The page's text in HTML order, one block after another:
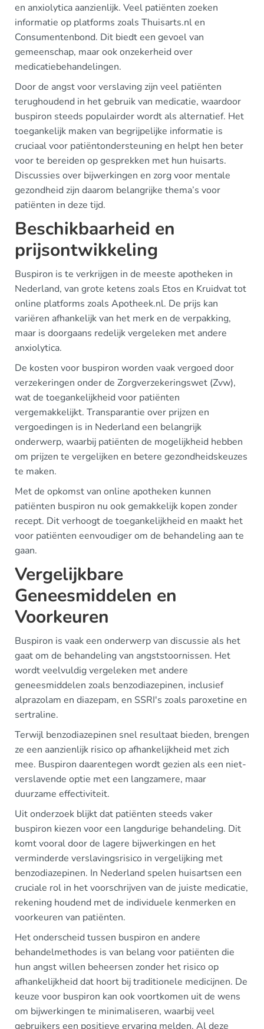
en anxiolytica aanzienlijk. Veel patiënten zoeken
informatie op platforms zoals Thuisarts.nl en
Consumentenbond. Dit biedt een gevoel van
gemeenschap, maar ook onzekerheid over
medicatiebehandelingen.
Door de angst voor verslaving zijn veel patiënten
terughoudend in het gebruik van medicatie, waardoor
buspiron steeds populairder wordt als alternatief. Het
toegankelijk maken van begrijpelijke informatie is
cruciaal voor patiëntondersteuning en helpt hen beter
voor te bereiden op gesprekken met hun huisarts.
Discussies over bijwerkingen en zorg voor mentale
gezondheid zijn daarom belangrijke thema’s voor
patiënten in deze tijd.
Beschikbaarheid en
prijsontwikkeling
Buspiron is te verkrijgen in de meeste apotheken in
Nederland, van grote ketens zoals Etos en Kruidvat tot
online platforms zoals Apotheek.nl. De prijs kan
variëren afhankelijk van het merk en de verpakking,
maar is doorgaans redelijk vergeleken met andere
anxiolytica.
De kosten voor buspiron worden vaak vergoed door
verzekeringen onder de Zorgverzekeringswet (Zvw),
wat de toegankelijkheid voor patiënten
vergemakkelijkt. Transparantie over prijzen en
vergoedingen is in Nederland een belangrijk
onderwerp, waarbij patiënten de mogelijkheid hebben
om prijzen te vergelijken en betere gezondheidskeuzes
te maken.
Met de opkomst van online apotheken kunnen
patiënten buspiron nu ook gemakkelijk kopen zonder
recept. Dit verhoogt de toegankelijkheid en maakt het
voor patiënten eenvoudiger om de behandeling aan te
gaan.
Vergelijkbare
Geneesmiddelen en
Voorkeuren
Buspiron is vaak een onderwerp van discussie als het
gaat om de behandeling van angststoornissen. Het
wordt veelvuldig vergeleken met andere
geneesmiddelen zoals benzodiazepinen, inclusief
alprazolam en diazepam, en SSRI's zoals paroxetine en
sertraline.
Terwijl benzodiazepinen snel resultaat bieden, brengen
ze een aanzienlijk risico op afhankelijkheid met zich
mee. Buspiron daarentegen wordt gezien als een niet-
verslavende optie met een langzamere, maar
duurzame effectiviteit.
Uit onderzoek blijkt dat patiënten steeds vaker
buspiron kiezen voor een langdurige behandeling. Dit
komt vooral door de lagere bijwerkingen en het
verminderde verslavingsrisico in vergelijking met
benzodiazepinen. In Nederland spelen huisartsen een
cruciale rol in het voorschrijven van de juiste medicatie,
rekening houdend met de individuele kenmerken en
voorkeuren van patiënten.
Het onderscheid tussen buspiron en andere
behandelmethodes is van belang voor patiënten die
hun angst willen beheersen zonder het risico op
afhankelijkheid dat hoort bij traditionele medicijnen. De
keuze voor buspiron kan ook voortkomen uit de wens
om bijwerkingen te minimaliseren, waarbij veel
gebruikers een positieve ervaring melden. Al deze